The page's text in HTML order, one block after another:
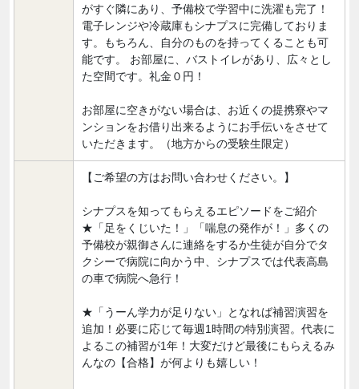
がすぐ隣にあり、予備校で学習中に洗濯も完了！
電子レンジや冷蔵庫もシナプスに完備しておりま
す。もちろん、自分のものを持ってくることも可
能です。 お部屋に、バストイレがあり、広々とし
た空間です。礼金０円！
お部屋に空きがない場合は、お近くの提携寮やマ
ンションをお借り出来るようにお手伝いをさせて
いただきます。（地方からの受験生限定）
【ご希望の方はお問い合わせください。】
シナプスを知ってもらえるエピソードをご紹介
★「足をくじいた！」「喘息の発作が！」多くの
予備校が親御さんに連絡をするか生徒が自分でタ
クシーで病院に向かう中、シナプスでは代表高島
の車で病院へ急行！
★「うーん学力が足りない」となれば補習演習を
追加！必要に応じて毎週1時間の特別演習。代表に
よるこの補習が1年！大変だけど最後にもらえるみ
んなの【合格】が何よりも嬉しい！